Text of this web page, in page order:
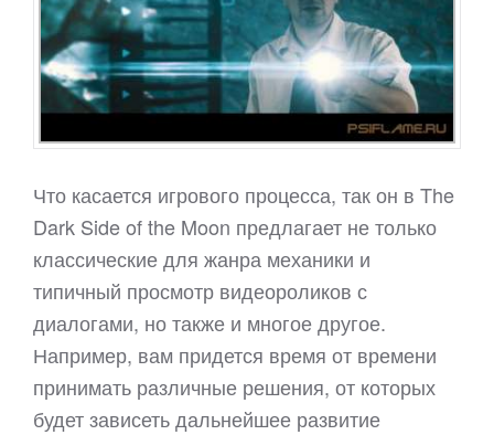
Что касается игрового процесса, так он в The
Dark Side of the Moon предлагает не только
классические для жанра механики и
типичный просмотр видеороликов с
диалогами, но также и многое другое.
Например, вам придется время от времени
принимать различные решения, от которых
будет зависеть дальнейшее развитие